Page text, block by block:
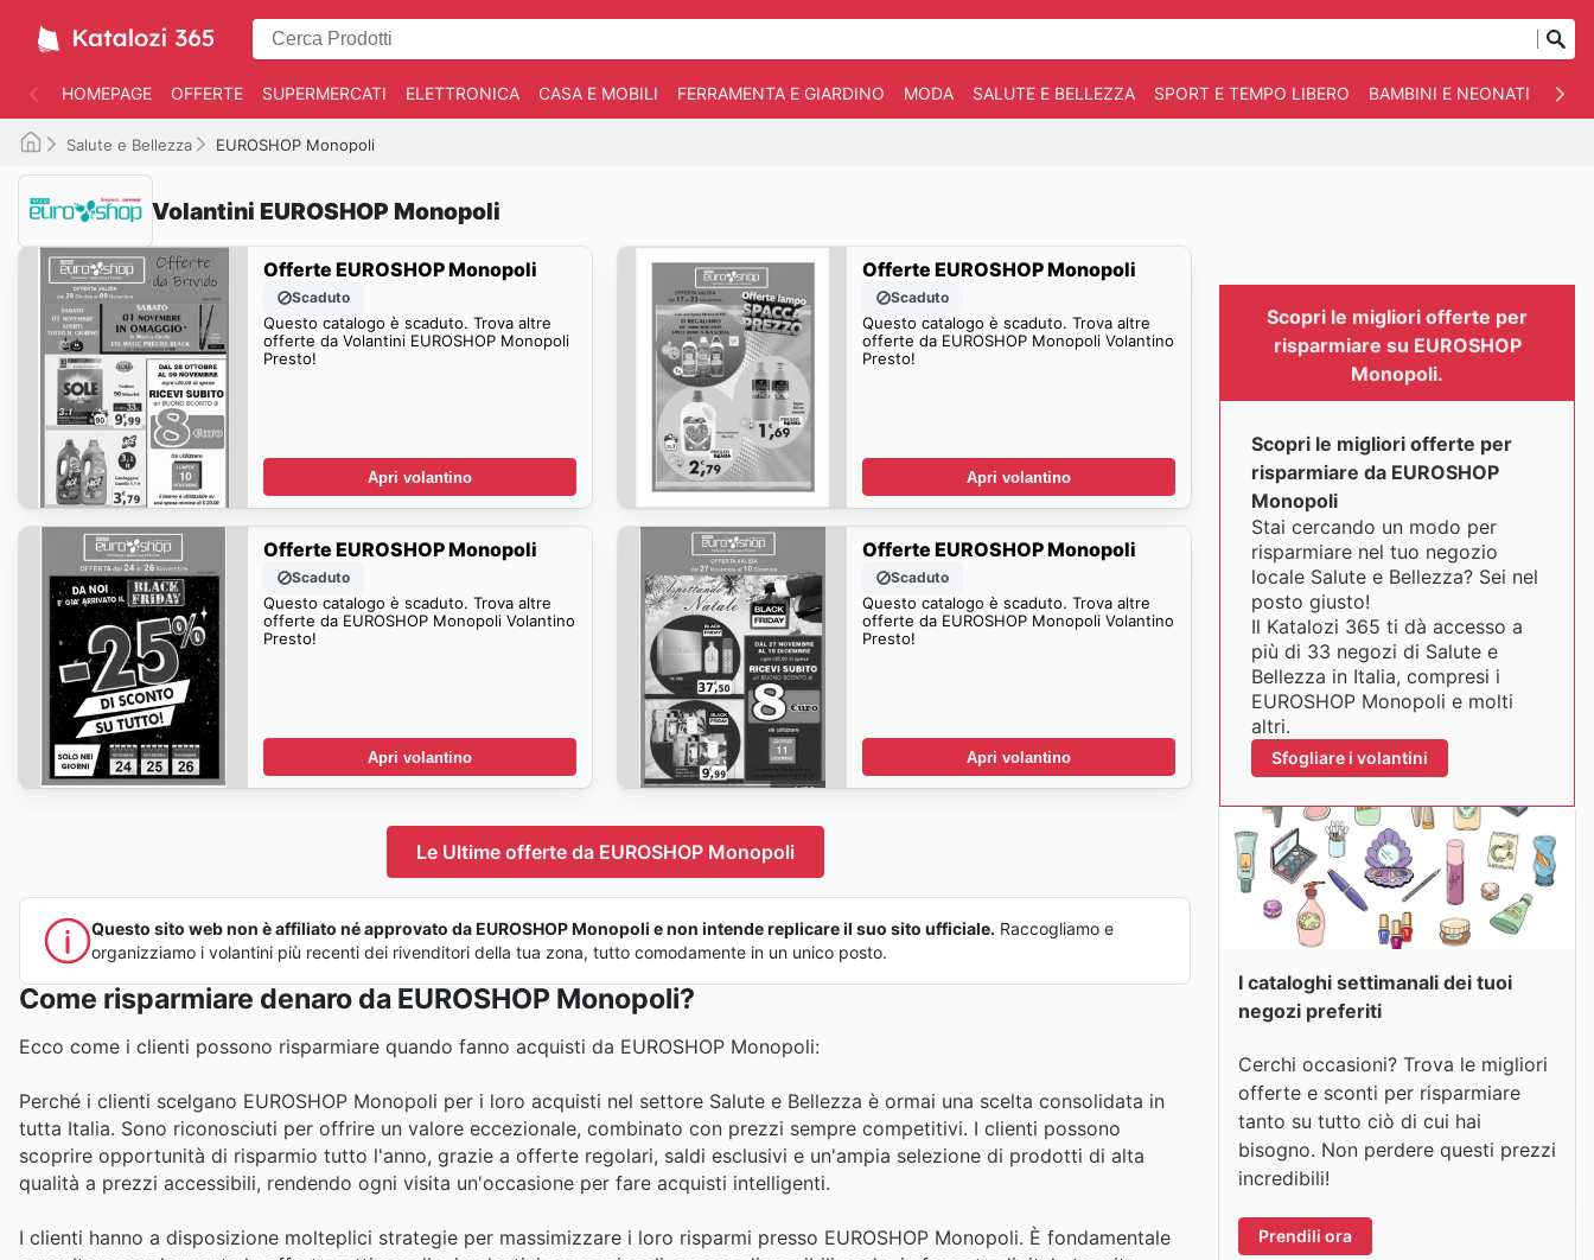
HOMEPAGE OFFERTE SUPERMERCATI ELETTRONICA CASA E MOBILI FERRAMENTA E GIARDINO MODA SALUTE E BELLEZZA SPORT E TEMPO LIBERO BAMBINI E NEONATI
Salute e Bellezza EUROSHOP Monopoli
Volantini EUROSHOP Monopoli
Offerte EUROSHOP Monopoli
Scaduto
Questo catalogo è scaduto. Trova altre
offerte da Volantini EUROSHOP Monopoli
Presto!
Apri volantino
Offerte EUROSHOP Monopoli
Scaduto
Questo catalogo è scaduto. Trova altre
offerte da EUROSHOP Monopoli Volantino
Presto!
Apri volantino
Offerte EUROSHOP Monopoli
Scaduto
Questo catalogo è scaduto. Trova altre
offerte da EUROSHOP Monopoli Volantino
Presto!
Apri volantino
Offerte EUROSHOP Monopoli
Scaduto
Questo catalogo è scaduto. Trova altre
offerte da EUROSHOP Monopoli Volantino
Presto!
Apri volantino
Le Ultime offerte da EUROSHOP Monopoli
Questo sito web non è affiliato né approvato da EUROSHOP Monopoli e non intende replicare il suo sito ufficiale. Raccogliamo e
organizziamo i volantini più recenti dei rivenditori della tua zona, tutto comodamente in un unico posto.
Come risparmiare denaro da EUROSHOP Monopoli?
Ecco come i clienti possono risparmiare quando fanno acquisti da EUROSHOP Monopoli:
Perché i clienti scelgano EUROSHOP Monopoli per i loro acquisti nel settore Salute e Bellezza è ormai una scelta consolidata in
tutta Italia. Sono riconosciuti per offrire un valore eccezionale, combinato con prezzi sempre competitivi. I clienti possono
scoprire opportunità di risparmio tutto l'anno, grazie a offerte regolari, saldi esclusivi e un'ampia selezione di prodotti di alta
qualità a prezzi accessibili, rendendo ogni visita un'occasione per fare acquisti intelligenti.
I clienti hanno a disposizione molteplici strategie per massimizzare i loro risparmi presso EUROSHOP Monopoli. È fondamentale
Scopri le migliori offerte per
risparmiare su EUROSHOP
Monopoli.
Scopri le migliori offerte per
risparmiare da EUROSHOP
Monopoli
Stai cercando un modo per
risparmiare nel tuo negozio
locale Salute e Bellezza? Sei nel
posto giusto!
Il Katalozi 365 ti dà accesso a
più di 33 negozi di Salute e
Bellezza in Italia, compresi i
EUROSHOP Monopoli e molti
altri.
Sfogliare i volantini
I cataloghi settimanali dei tuoi
negozi preferiti
Cerchi occasioni? Trova le migliori
offerte e sconti per risparmiare
tanto su tutto ciò di cui hai
bisogno. Non perdere questi prezzi
incredibili!
Prendili ora